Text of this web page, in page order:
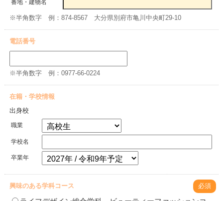
番地・建物名
※半角数字 例：874-8567 大分県別府市亀川中央町29-10
電話番号
※半角数字 例：0977-66-0224
在籍・学校情報
出身校
職業
学校名
卒業年
興味のある学科コース 必須